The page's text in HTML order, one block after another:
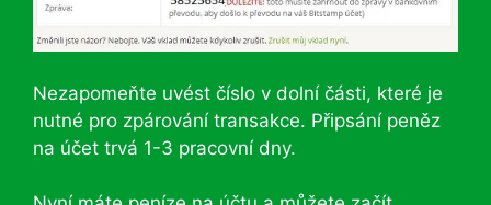
Nezapomeňte uvést číslo v dolní části, které je
nutné pro zpárování transakce. Připsání peněz
na účet trvá 1-3 pracovní dny.